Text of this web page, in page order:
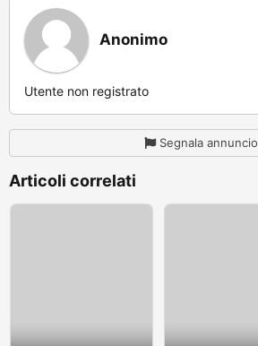
Anonimo
Utente non registrato
Segnala annuncio
Articoli correlati